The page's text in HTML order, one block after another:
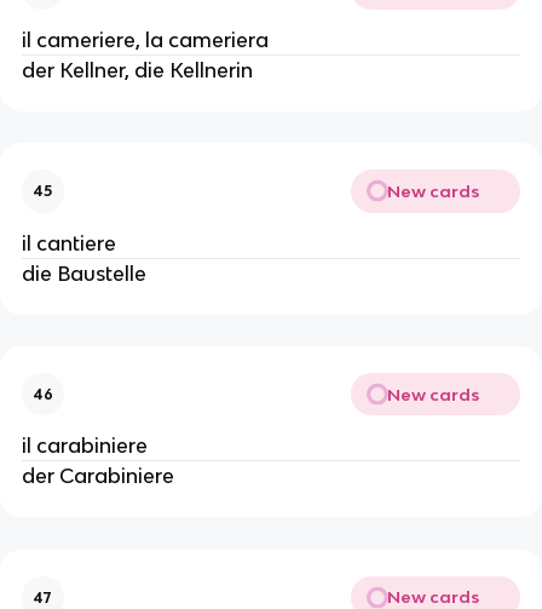
il cameriere, la cameriera
der Kellner, die Kellnerin
45 New cards
il cantiere
die Baustelle
46 New cards
il carabiniere
der Carabiniere
47 New cards